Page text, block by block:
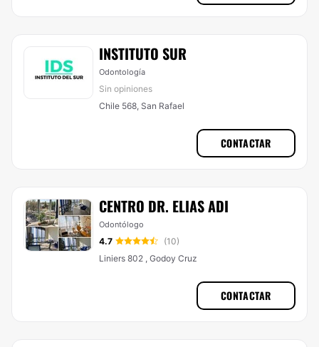
INSTITUTO SUR
Odontología
Sin opiniones
Chile 568, San Rafael
CONTACTAR
CENTRO DR. ELIAS ADI
Odontólogo
4.7
(10)
Liniers 802 , Godoy Cruz
CONTACTAR